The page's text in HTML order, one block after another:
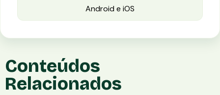
Android e iOS
Conteúdos
Relacionados